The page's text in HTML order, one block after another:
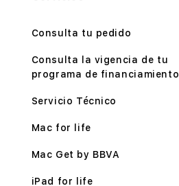
Consulta tu pedido
Consulta la vigencia de tu
programa de financiamiento
Servicio Técnico
Mac for life
Mac Get by BBVA
iPad for life